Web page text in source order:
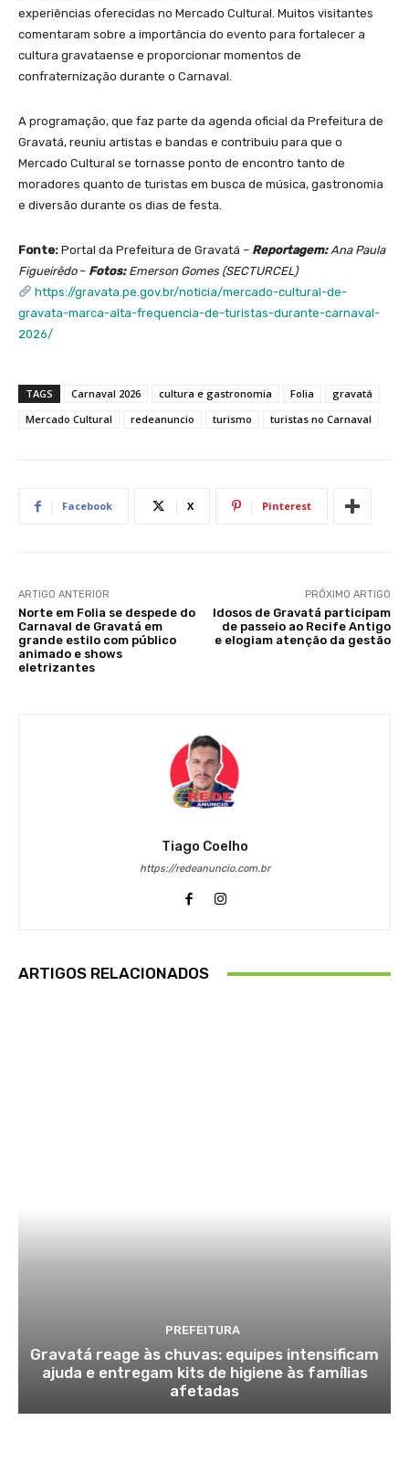
experiências oferecidas no Mercado Cultural. Muitos visitantes
comentaram sobre a importância do evento para fortalecer a
cultura gravataense e proporcionar momentos de
confraternização durante o Carnaval.
A programação, que faz parte da agenda oficial da Prefeitura de
Gravatá, reuniu artistas e bandas e contribuiu para que o
Mercado Cultural se tornasse ponto de encontro tanto de
moradores quanto de turistas em busca de música, gastronomia
e diversão durante os dias de festa.
Fonte: Portal da Prefeitura de Gravatá – Reportagem:Ana Paula
Figueirêdo– Fotos: Emerson Gomes (SECTURCEL)
https://gravata.pe.gov.br/noticia/mercado-cultural-de-
gravata-marca-alta-frequencia-de-turistas-durante-carnaval-
2026/
TAGS Carnaval 2026 cultura e gastronomia Folia
gravatá
Mercado Cultural
redeanuncio turismo turistas no Carnaval
Facebook X Pinterest
ARTIGO ANTERIOR
Norte em Folia se despede do
Carnaval de Gravatá em
grande estilo com público
animado e shows
eletrizantes
PRÓXIMO ARTIGO
Idosos de Gravatá participam
de passeio ao Recife Antigo
e elogiam atenção da gestão
Tiago Coelho
https://redeanuncio.com.br
ARTIGOS RELACIONADOS
PREFEITURA
Gravatá reage às chuvas: equipes intensificam
ajuda e entregam kits de higiene às famílias
afetadas